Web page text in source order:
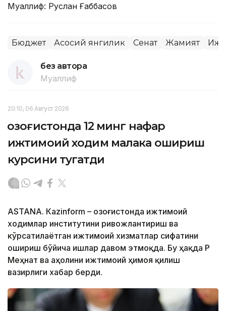
Муаллиф: Руслан Ғаббасов
Бюджет Асосий янгилик Сенат Жамият
без автора
Муаллиф
20:10, 06 Август 2026
Қозоғистонда 12 минг нафар
ижтимоий ходим малака ошириш
курсини тугатди
ASTANА. Кazinform – Қозоғистонда ижтимоий
ходимлар институтини ривожлантириш ва
кўрсатилаётган ижтимоий хизматлар сифатини
ошириш бўйича ишлар давом этмоқда. Бу ҳақда ҚР
Меҳнат ва аҳолини ижтимоий ҳимоя қилиш
вазирлиги хабар берди.